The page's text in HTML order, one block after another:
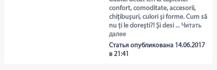
confort, comoditate, accesorii,
chițibușuri, culori și forme. Cum să
nu ți le dorești?! Și desi ... Читать
далее
Статья опубликована 14.06.2017
в 21:41